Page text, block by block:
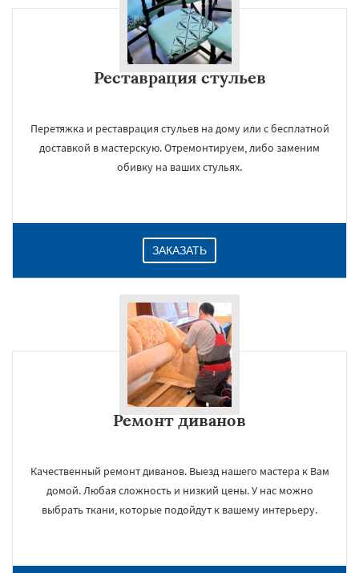
Реставрация стульев
Перетяжка и реставрация стульев на дому или с бесплатной
доставкой в мастерскую. Отремонтируем, либо заменим
обивку на ваших стульях.
ЗАКАЗАТЬ
Ремонт диванов
Качественный ремонт диванов. Выезд нашего мастера к Вам
домой. Любая сложность и низкий цены. У нас можно
выбрать ткани, которые подойдут к вашему интерьеру.